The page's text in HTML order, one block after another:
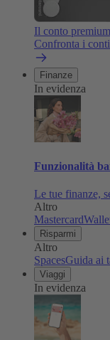
Il conto
Confronta i
Finanze
In evidenza
Funzionalità
Le tue finanze,
Altro
Mastercard
Risparmi
Altro
SpacesGuida ai
Viaggi
In evidenza